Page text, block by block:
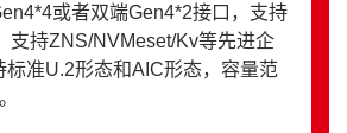
或者双端Gen4*2接口，支持
支持ZNS/NVMeset/Kv等先进企
标准U.2形态和AIC形态，容量范